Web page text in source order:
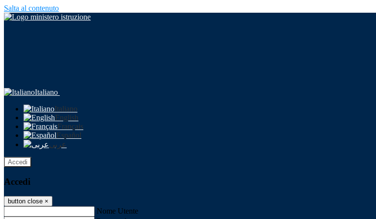
Salta al contenuto
Italiano
Italiano
English
Français
Español
عربى
Accedi
Accedi
button close ×
Nome Utente